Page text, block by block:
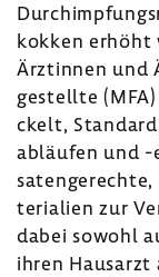
kokken erhöht
Ärztinnen und
ge­stellte
ckelt,
abläufen und
te­ria­lien zur
dabei sowohl
ihren